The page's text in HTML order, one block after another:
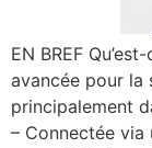
EN BREF
avancée pour la
principalement
– Connectée via